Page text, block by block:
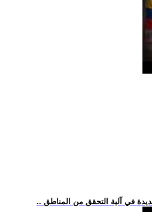
في آلية التحقق من المناطق